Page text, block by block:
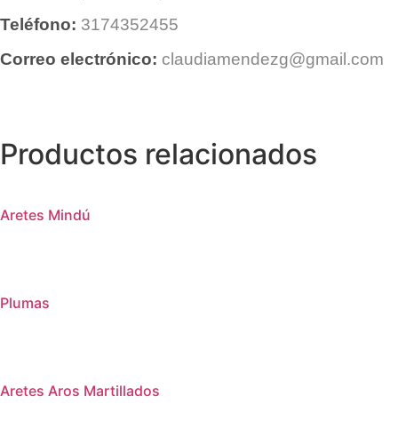
Teléfono: 3174352455
Correo electrónico: claudiamendezg@gmail.com
Productos relacionados
Aretes Mindú
Plumas
Aretes Aros Martillados